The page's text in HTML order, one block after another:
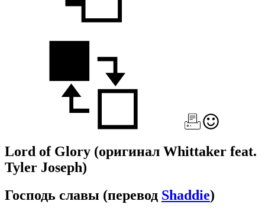
Lord of Glory (оригинал Whittaker feat.
Tyler Joseph)
Господь славы (перевод Shaddie)